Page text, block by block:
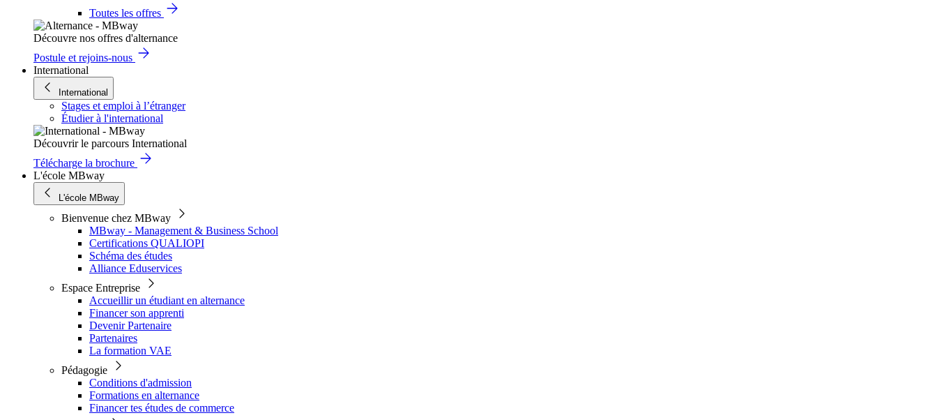
Toutes les offres
Découvre nos offres d'alternance
Postule et rejoins-nous
International
International
Stages et emploi à l’étranger
Étudier à l'international
Découvrir le parcours International
Télécharge la brochure
L'école MBway
L'école MBway
Bienvenue chez MBway
MBway - Management & Business School
Certifications QUALIOPI
Schéma des études
Alliance Eduservices
Espace Entreprise
Accueillir un étudiant en alternance
Financer son apprenti
Devenir Partenaire
Partenaires
La formation VAE
Pédagogie
Conditions d'admission
Formations en alternance
Financer tes études de commerce